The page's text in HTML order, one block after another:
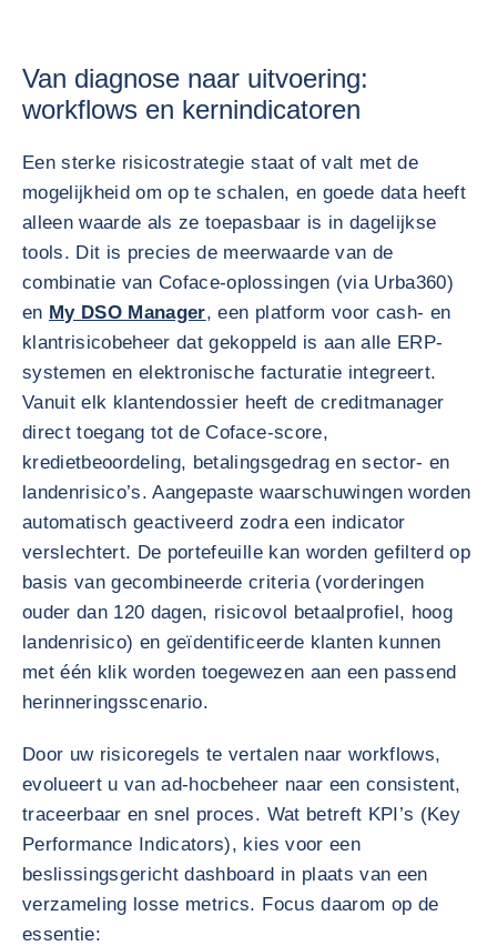
Van diagnose naar uitvoering:
workflows en kernindicatoren
Een sterke risicostrategie staat of valt met de
mogelijkheid om op te schalen, en goede data heeft
alleen waarde als ze toepasbaar is in dagelijkse
tools. Dit is precies de meerwaarde van de
combinatie van Coface-oplossingen (via Urba360)
en My DSO Manager, een platform voor cash- en
klant­risicobeheer dat gekoppeld is aan alle ERP-
systemen en elektronische facturatie integreert.
Vanuit elk klantendossier heeft de creditmanager
direct toegang tot de Coface-score,
kredietbeoordeling, betalingsgedrag en sector- en
landenrisico’s. Aangepaste waarschuwingen worden
automatisch geactiveerd zodra een indicator
verslechtert. De portefeuille kan worden gefilterd op
basis van gecombineerde criteria (vorderingen
ouder dan 120 dagen, risicovol betaalprofiel, hoog
landenrisico) en geïdentificeerde klanten kunnen
met één klik worden toegewezen aan een passend
herinneringsscenario.
Door uw risicoregels te vertalen naar workflows,
evolueert u van ad-hocbeheer naar een consistent,
traceerbaar en snel proces. Wat betreft KPI’s (Key
Performance Indicators), kies voor een
beslissingsgericht dashboard in plaats van een
verzameling losse metrics. Focus daarom op de
essentie: